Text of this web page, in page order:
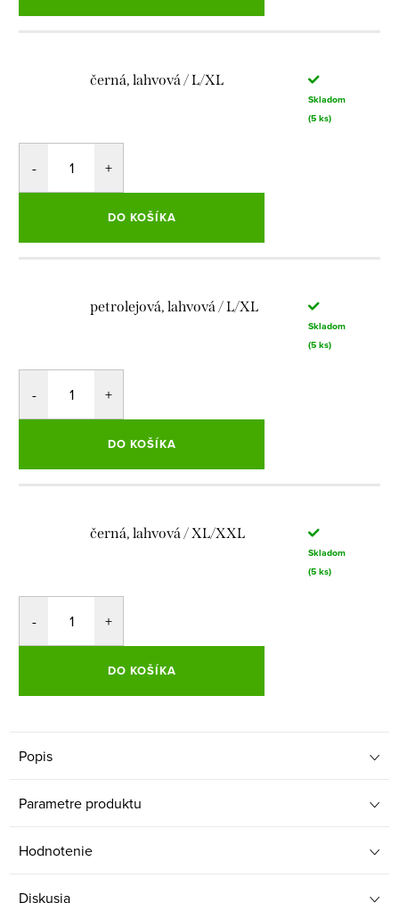
černá, lahvová / L/XL
Skladom
(5 ks)
DO KOŠÍKA
petrolejová, lahvová / L/XL
Skladom
(5 ks)
DO KOŠÍKA
černá, lahvová / XL/XXL
Skladom
(5 ks)
DO KOŠÍKA
Popis
Parametre produktu
Hodnotenie
Diskusia